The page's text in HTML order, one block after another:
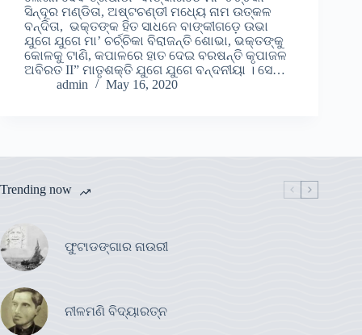
ସିନ୍ଦୂର ମଣ୍ଡିତା, ଅଷ୍ଟଚଣ୍ଡୀ ମଧ୍ୟେ ନାମ ଉତ୍କଳ
ବନ୍ଦିତା, ଭକ୍ତଙ୍କ ହିତ ସାଧନେ ବାଙ୍କୀଗଡ଼େ ଉଭା
ଯୁଗେ ଯୁଗେ ମା’ ଚର୍ଚ୍ଚିକା ବିରାଜନ୍ତି ଶୋଭା, ଭକ୍ତଙ୍କୁ
କୋଳକୁ ଟାଣି, କପାଳରେ ହାତ ଦେଇ ବରଷନ୍ତି କୃପାଜଳ
ଅବିରତ II” ମାତୃଶକ୍ତି ଯୁଗେ ଯୁଗେ ବନ୍ଦନୀୟା । ସେ…
admin
May 16, 2020
Trending now
ଫୁଟାଡଙ୍ଗାର ନାଉରୀ
ନୀଳମଣି ବିଦ୍ୟାରତ୍ନ